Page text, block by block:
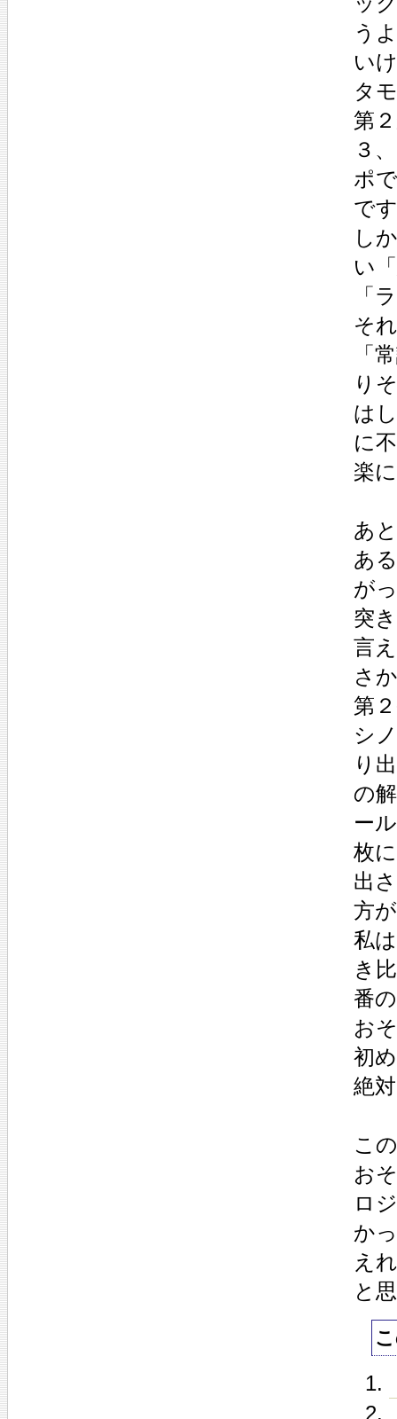
う
い
タ
第
３
ポ
で
し
い
「
そ
「
り
は
に
楽
あ
あ
が
突
言
さ
第
シ
り
の
ー
枚
出
方
私
き
番
お
初
絶
こ
お
ロ
か
え
と